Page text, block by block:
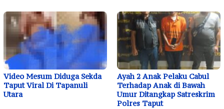
Video Mesum Diduga Sekda
Taput Viral Di Tapanuli
Utara
Ayah 2 Anak Pelaku Cabul
Terhadap Anak di Bawah
Umur Ditangkap Satreskrim
Polres Taput